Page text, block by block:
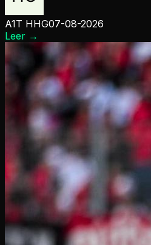
A1T HHG07-08-2026
Leer →